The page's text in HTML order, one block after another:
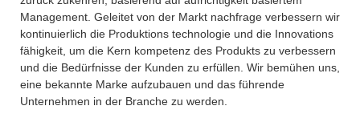
Management. Geleitet von der Markt nachfrage verbessern wir
kontinuierlich die Produktions technologie und die Innovations
fähigkeit, um die Kern kompetenz des Produkts zu verbessern
und die Bedürfnisse der Kunden zu erfüllen. Wir bemühen uns,
eine bekannte Marke aufzubauen und das führende
Unternehmen in der Branche zu werden.